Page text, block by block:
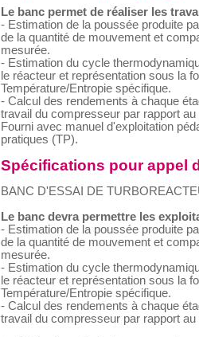
Le banc permet de réaliser les
- Estimation de la poussée produite
de la quantité de mouvement et
mesurée.
- Estimation du cycle
le réacteur et représentation sous la
Température/Entropie spécifique.
- Calcul des rendements à chaque
travail du compresseur par rapport au
Fourni avec manuel d'exploitation
pratiques (TP).
Spécifications pour appel
BANC D'ESSAI DE
Le banc devra permettre les
- Estimation de la poussée produite
de la quantité de mouvement et
mesurée.
- Estimation du cycle
le réacteur et représentation sous la
Température/Entropie spécifique.
- Calcul des rendements à chaque
travail du compresseur par rapport au